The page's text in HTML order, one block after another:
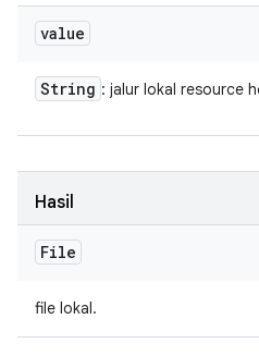
value
String : jalur lokal resource
Hasil
File
file lokal.